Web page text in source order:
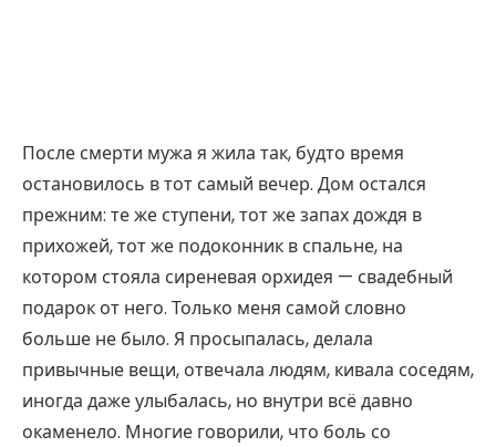
После смерти мужа я жила так, будто время
остановилось в тот самый вечер. Дом остался
прежним: те же ступени, тот же запах дождя в
прихожей, тот же подоконник в спальне, на
котором стояла сиреневая орхидея — свадебный
подарок от него. Только меня самой словно
больше не было. Я просыпалась, делала
привычные вещи, отвечала людям, кивала соседям,
иногда даже улыбалась, но внутри всё давно
окаменело. Многие говорили, что боль со